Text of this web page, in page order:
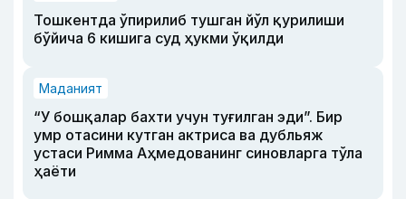
Тошкентда ўпирилиб тушган йўл қурилиши
бўйича 6 кишига суд ҳукми ўқилди
Маданият
“У бошқалар бахти учун туғилган эди”. Бир
умр отасини кутган актриса ва дубльяж
устаси Римма Аҳмедованинг синовларга тўла
ҳаёти